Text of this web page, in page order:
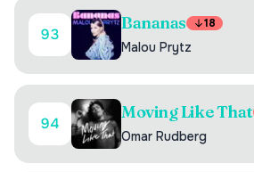
93
Bananas 18
Malou Prytz
94
Moving Like That
Omar Rudberg